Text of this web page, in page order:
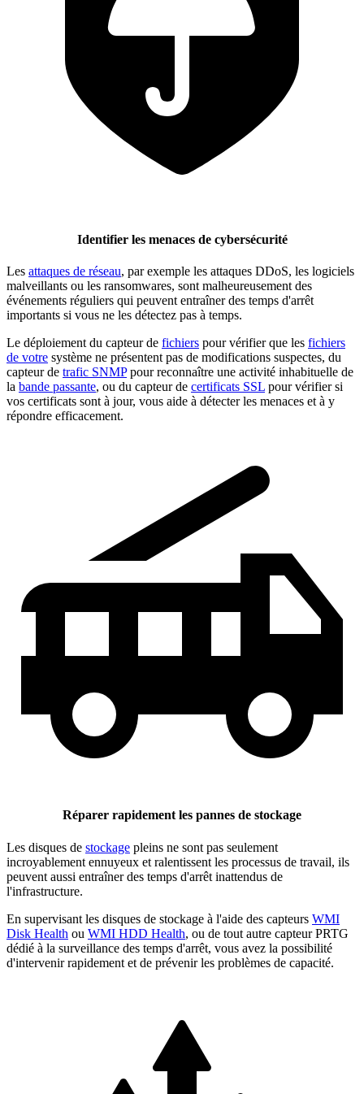
Identifier les menaces de cybersécurité
Les attaques de réseau, par exemple les attaques DDoS, les logiciels
malveillants ou les ransomwares, sont malheureusement des
événements réguliers qui peuvent entraîner des temps d'arrêt
importants si vous ne les détectez pas à temps.
Le déploiement du capteur de fichiers pour vérifier que les fichiers
de votre système ne présentent pas de modifications suspectes, du
capteur de trafic SNMPpour reconnaître une activité inhabituelle de
la bande passante, ou du capteur de certificats SSL pour vérifier si
vos certificats sont à jour, vous aide à détecter les menaces et à y
répondre efficacement.
Réparer rapidement les pannes de stockage
Les disques de stockage pleins ne sont pas seulement
incroyablement ennuyeux et ralentissent les processus de travail, ils
peuvent aussi entraîner des temps d'arrêt inattendus de
l'infrastructure.
En supervisant les disques de stockage à l'aide des capteurs WMI
Disk Health ou WMI HDD Health, ou de tout autre capteur PRTG
dédié à la surveillance des temps d'arrêt, vous avez la possibilité
d'intervenir rapidement et de prévenir les problèmes de capacité.